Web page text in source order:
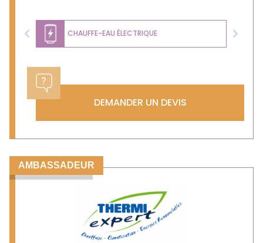
CHAUFFE-EAU ÉLECTRIQUE
Previous Next
DEMANDER UN DEVIS
AMBASSADEUR